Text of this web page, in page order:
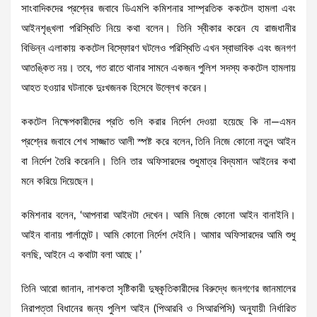
সাংবাদিকদের প্রশ্নের জবাবে ডিএমপি কমিশনার সাম্প্রতিক ককটেল হামলা এবং
আইনশৃঙ্খলা পরিস্থিতি নিয়ে কথা বলেন। তিনি স্বীকার করেন যে রাজধানীর
বিভিন্ন এলাকায় ককটেল বিস্ফোরণ ঘটলেও পরিস্থিতি এখন স্বাভাবিক এবং জনগণ
আতঙ্কিত নয়। তবে, গত রাতে থানার সামনে একজন পুলিশ সদস্য ককটেল হামলায়
আহত হওয়ার ঘটনাকে দুঃখজনক হিসেবে উল্লেখ করেন।
​ককটেল নিক্ষেপকারীদের প্রতি গুলি করার নির্দেশ দেওয়া হয়েছে কি না—এমন
প্রশ্নের জবাবে শেখ সাজ্জাত আলী স্পষ্ট করে বলেন, তিনি নিজে কোনো নতুন আইন
বা নির্দেশ তৈরি করেননি। তিনি তার অফিসারদের শুধুমাত্র বিদ্যমান আইনের কথা
মনে করিয়ে দিয়েছেন।
​কমিশনার বলেন, ‘আপনারা আইনটা দেখেন। আমি নিজে কোনো আইন বানাইনি।
আইন বানায় পার্লামেন্ট। আমি কোনো নির্দেশ দেইনি। আমার অফিসারদের আমি শুধু
বলছি, আইনে এ কথাটা বলা আছে।’
তিনি আরো জানান, নাশকতা সৃষ্টিকারী দুষ্কৃতিকারীদের বিরুদ্ধে জনগণের জানমালের
নিরাপত্তা বিধানের জন্য পুলিশ আইন (পিআরবি ও সিআরপিসি) অনুযায়ী নির্ধারিত